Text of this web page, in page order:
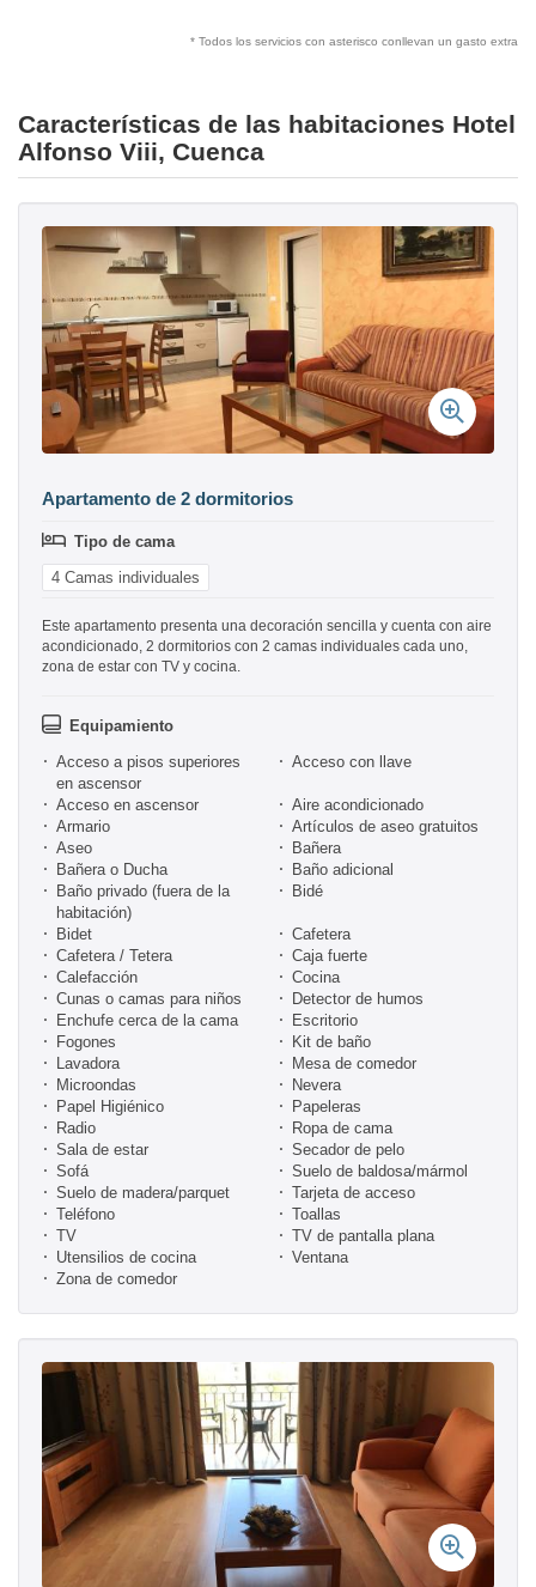
* Todos los servicios con asterisco conllevan un gasto extra
Características de las habitaciones Hotel
Alfonso Viii, Cuenca
Apartamento de 2 dormitorios
Tipo de cama
4 Camas individuales
Este apartamento presenta una decoración sencilla y cuenta con aire
acondicionado, 2 dormitorios con 2 camas individuales cada uno,
zona de estar con TV y cocina.
Equipamiento
Acceso a pisos superiores
en ascensor
Acceso con llave
Acceso en ascensor
Aire acondicionado
Armario
Artículos de aseo gratuitos
Aseo
Bañera
Bañera o Ducha
Baño adicional
Baño privado (fuera de la
habitación)
Bidé
Bidet
Cafetera
Cafetera / Tetera
Caja fuerte
Calefacción
Cocina
Cunas o camas para niños
Detector de humos
Enchufe cerca de la cama
Escritorio
Fogones
Kit de baño
Lavadora
Mesa de comedor
Microondas
Nevera
Papel Higiénico
Papeleras
Radio
Ropa de cama
Sala de estar
Secador de pelo
Sofá
Suelo de baldosa/mármol
Suelo de madera/parquet
Tarjeta de acceso
Teléfono
Toallas
TV
TV de pantalla plana
Utensilios de cocina
Ventana
Zona de comedor